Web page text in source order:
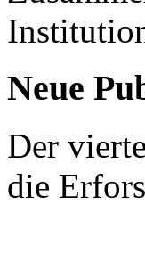
Neue
Der
die